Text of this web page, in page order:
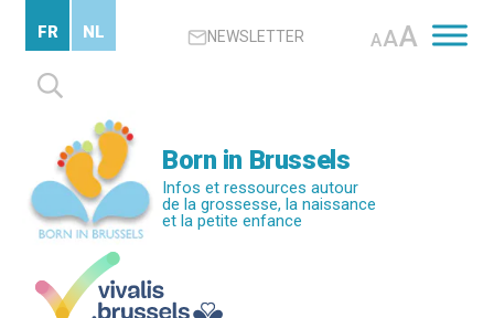
contenu
principal
NEWSLETTER AAA
Rechercher :
FR NL
Born in Brussels
Infos et ressources autour
de la grossesse, la naissance
et la petite enfance